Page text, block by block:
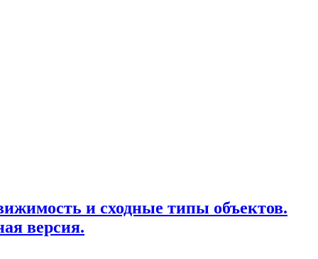
и сходные типы объектов.
версия.